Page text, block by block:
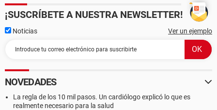
¡SUSCRÍBETE A NUESTRA NEWSLETTER!
Noticias Ver un ejemplo
NOVEDADES
La regla de los 10 mil pasos. Un cardiólogo explicó lo que es
realmente necesario para la salud